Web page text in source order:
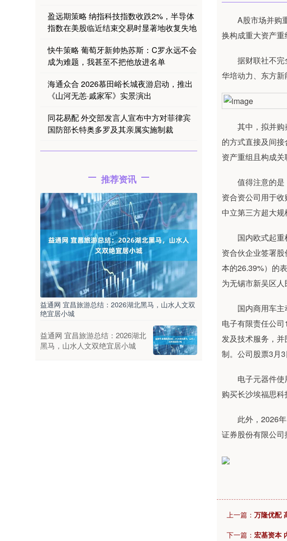
A股市场并购重
换构成重大资产重
据财联社不完全
华培动力、东方
其中，拟并购秦
的方式直接及间
资产重组且构成关
值得注意的是，
资合资公司用于
中立第三方超大
国内欧式起重机
资合伙企业签署
本的26.39%）的
为无锡市新吴区人
国内商用车主动
电子有限责任公
发及技术服务，
制。公司股票3月3
电子元器件使用
购买长沙埃福思
此外，2026年
证券股份有限公司
上一篇： 万隆优配
下一篇： 宏基资本
盈远期策略 纳指科技指数收跌2%，半导体
指数在美股临近结束交易时显著地收复失地
快牛策略 葡萄牙新帅热苏斯：C罗永远不会
成为难题，我甚至不把他放进名单
海通众合 2026慕田峪长城夜游启动，推出
《山河无恙·戚家军》实景演出
同花易配 外交部发言人宣布中方对菲律宾
国防部长特奥多罗及其亲属实施制裁
推荐资讯
益通网 宜昌旅游总结：2026湖北黑马，山水人文双
绝宜居小城
益通网 宜昌旅游总结：2026湖北
黑马，山水人文双绝宜居小城